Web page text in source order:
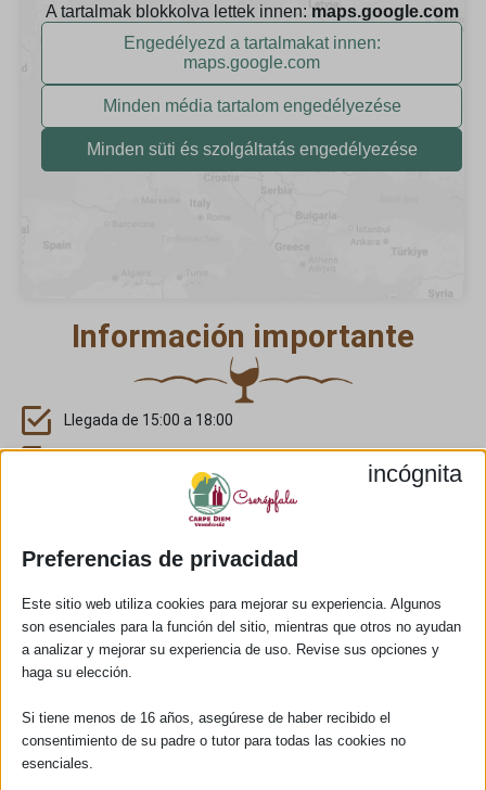
Información importante
Llegada de 15:00 a 18:00
En caso de llegada/salida después de la hora
especificada y otras solicitudes, ¡contáctenos!
No está permitido fumar en la casa, hay detector de
humo y monóxido de carbono. Permitido en el porche y la
terraza, utilice los ceniceros cerrados proporcionados.
No puedo aceptar niños debido al diseño de la casa, el
alojamiento es apto para adultos.
Sistema de riego: riegos nocturnos de 23:00 a 6:00 horas,
en la mitad trasera del jardín a las 9:00 horas.
Preferencias de privacidad
incógnita
Este sitio web utiliza cookies para mejorar su experiencia. Algunos
son esenciales para la función del sitio, mientras que otros no ayudan
a analizar y mejorar su experiencia de uso. Revise sus opciones y
haga su elección.
Si tiene menos de 16 años, asegúrese de haber recibido el
consentimiento de su padre o tutor para todas las cookies no
esenciales.